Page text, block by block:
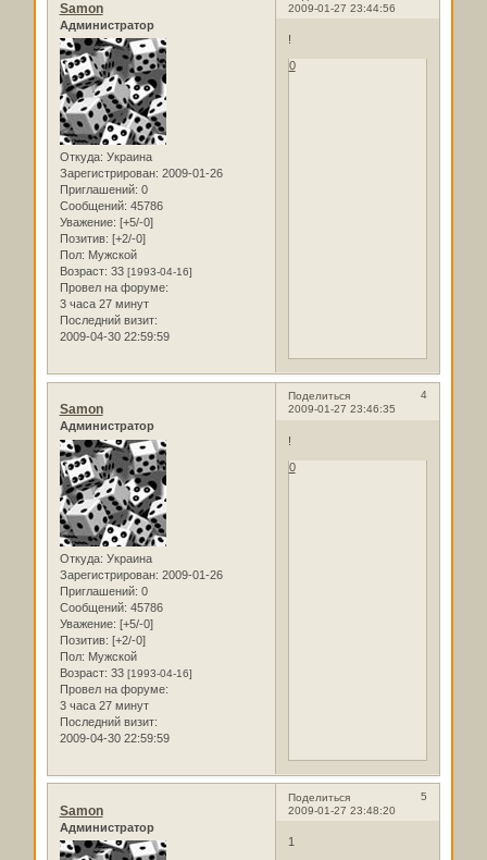
2009-01-27 23:44:56
Samon
Администратор
Откуда: Украина
Зарегистрирован: 2009-01-26
Приглашений: 0
Сообщений: 45786
Уважение: [+5/-0]
Позитив: [+2/-0]
Пол: Мужской
Возраст: 33 [1993-04-16]
Провел на форуме:
3 часа 27 минут
Последний визит:
2009-04-30 22:59:59
!
0
Поделиться
4
2009-01-27 23:46:35
Samon
Администратор
Откуда: Украина
Зарегистрирован: 2009-01-26
Приглашений: 0
Сообщений: 45786
Уважение: [+5/-0]
Позитив: [+2/-0]
Пол: Мужской
Возраст: 33 [1993-04-16]
Провел на форуме:
3 часа 27 минут
Последний визит:
2009-04-30 22:59:59
!
0
Поделиться
5
2009-01-27 23:48:20
Samon
Администратор
1